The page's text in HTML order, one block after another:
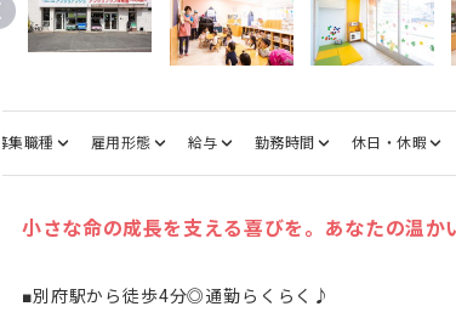
募集職種 雇用形態 給与 勤務時間 休日・休暇
小さな命の成長を支える喜びを。あなたの温か
■別府駅から徒歩4分◎通勤らくらく♪